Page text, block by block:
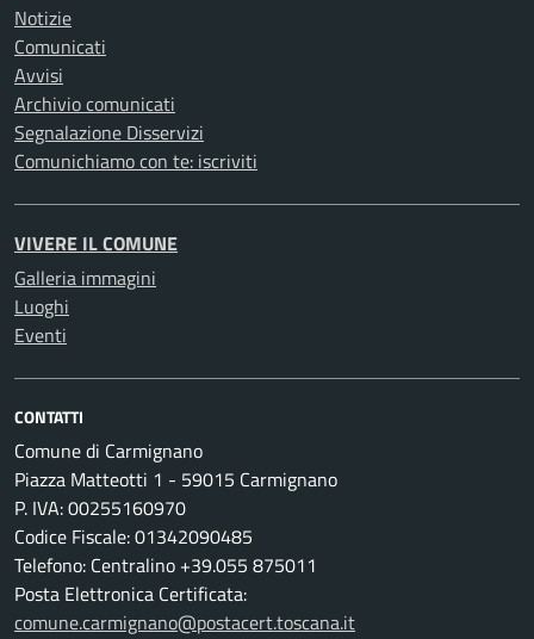
Notizie
Comunicati
Avvisi
Archivio comunicati
Segnalazione Disservizi
Comunichiamo con te: iscriviti
VIVERE IL COMUNE
Galleria immagini
Luoghi
Eventi
CONTATTI
Comune di Carmignano
Piazza Matteotti 1 - 59015 Carmignano
P. IVA: 00255160970
Codice Fiscale: 01342090485
Telefono: Centralino +39.055 875011
Posta Elettronica Certificata:
comune.carmignano@postacert.toscana.it